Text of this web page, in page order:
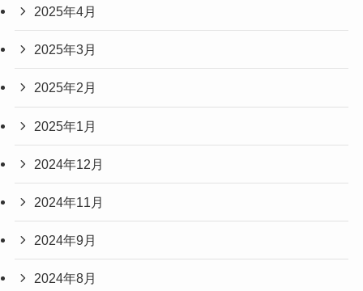
2025年4月
2025年3月
2025年2月
2025年1月
2024年12月
2024年11月
2024年9月
2024年8月